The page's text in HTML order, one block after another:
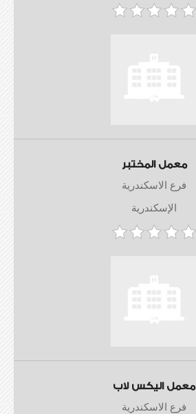
معمل المختبر
فرع الاسكندرية
الإسكندرية
معمل اليكس لاب
فرع الاسكندرية